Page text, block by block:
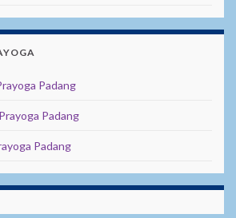
Padang
Padang
Padang